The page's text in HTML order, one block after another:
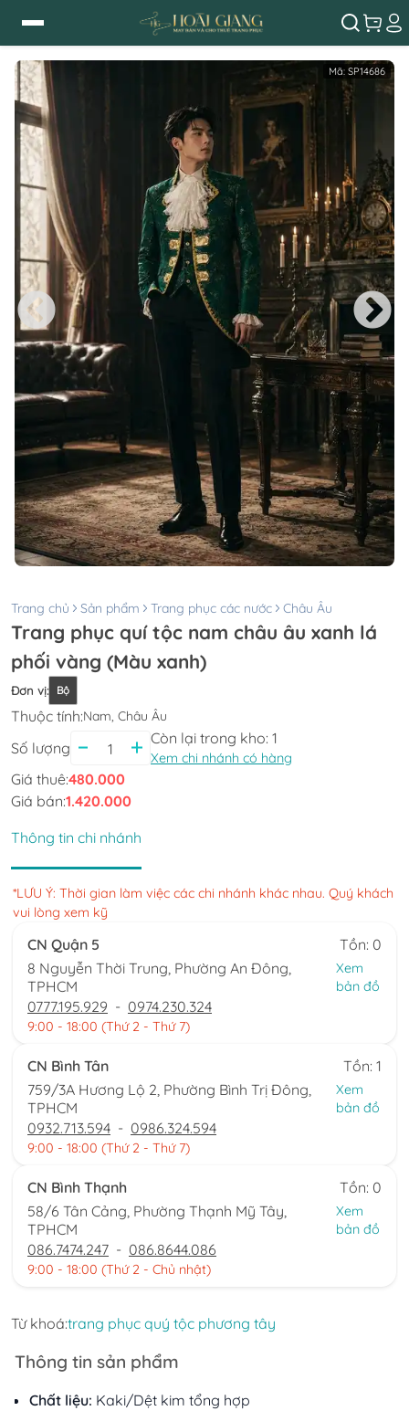
Mã: SP14686
Trang chủ Sản phẩm Trang phục các nước Châu Âu
Trang phục quí tộc nam châu âu xanh lá
phối vàng (Màu xanh)
Đơn vị: Bộ
Thuộc tính:Nam, Châu Âu
Số lượng
Còn lại trong kho: 1
Xem chi nhánh có hàng
Giá thuê:480.000
Giá bán:1.420.000
Thông tin chi nhánh
*LƯU Ý: Thời gian làm việc các chi nhánh khác nhau. Quý khách
vui lòng xem kỹ
CN Quận 5
Tồn: 0
8 Nguyễn Thời Trung, Phường An Đông,
TPHCM
Xem
bản đồ
0777.195.929 - 0974.230.324
9:00 - 18:00 (Thứ 2 - Thứ 7)
CN Bình Tân
Tồn: 1
759/3A Hương Lộ 2, Phường Bình Trị Đông,
TPHCM
Xem
bản đồ
0932.713.594 - 0986.324.594
9:00 - 18:00 (Thứ 2 - Thứ 7)
CN Bình Thạnh
Tồn: 0
58/6 Tân Cảng, Phường Thạnh Mỹ Tây,
TPHCM
Xem
bản đồ
086.7474.247 - 086.8644.086
9:00 - 18:00 (Thứ 2 - Chủ nhật)
Từ khoá:trang phục quý tộc phương tây
Thông tin sản phẩm
Chất liệu: Kaki/Dệt kim tổng hợp